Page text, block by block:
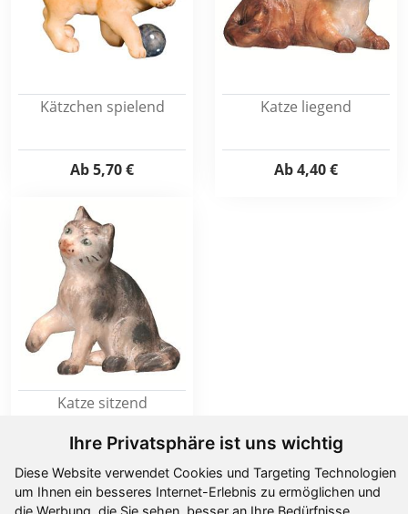
Ihre Privatsphäre ist uns wichtig
Diese Website verwendet Cookies und Targeting Technologien
um Ihnen ein besseres Internet-Erlebnis zu ermöglichen und
die Werbung, die Sie sehen, besser an Ihre Bedürfnisse
Kätzchen spielend
Ab5,70 €
Katze liegend
Ab4,40 €
Katze sitzend
Ab4,40 €